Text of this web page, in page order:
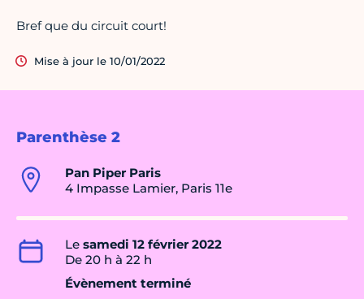
Parenthèse 2
Pan Piper Paris
4 Impasse Lamier, Paris 11e
Le samedi 12 février 2022
De 20 h à 22 h
Évènement terminé
Bref que du circuit court!
Mise à jour le 10/01/2022